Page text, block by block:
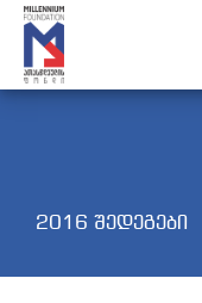
2016 შედეგები